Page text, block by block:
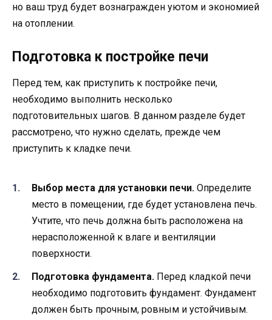
но ваш труд будет вознагражден уютом и экономией
на отоплении.
Подготовка к постройке печи
Перед тем, как приступить к постройке печи,
необходимо выполнить несколько
подготовительных шагов. В данном разделе будет
рассмотрено, что нужно сделать, прежде чем
приступить к кладке печи.
Выбор места для установки печи. Определите
место в помещении, где будет установлена печь.
Учтите, что печь должна быть расположена на
нерасположенной к влаге и вентиляции
поверхности.
Подготовка фундамента. Перед кладкой печи
необходимо подготовить фундамент. Фундамент
должен быть прочным, ровным и устойчивым.